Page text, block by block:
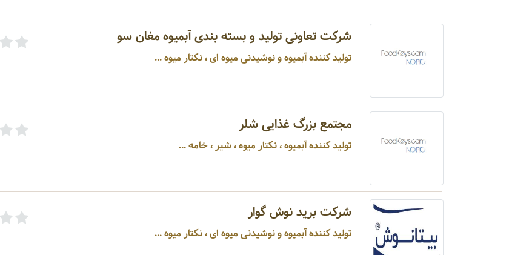
شرکت تعاونی تولید و بسته بندی آبمیوه مغان سو
تولید کننده آبمیوه و نوشیدنی میوه ای ، نکتار میوه ...
مجتمع بزرگ غذایی شلر
تولید کننده آبمیوه ، نکتار میوه ، شیر ، خامه ...
شرکت برید نوش گوار
تولید کننده آبمیوه و نوشیدنی میوه ای ، نکتار میوه ...